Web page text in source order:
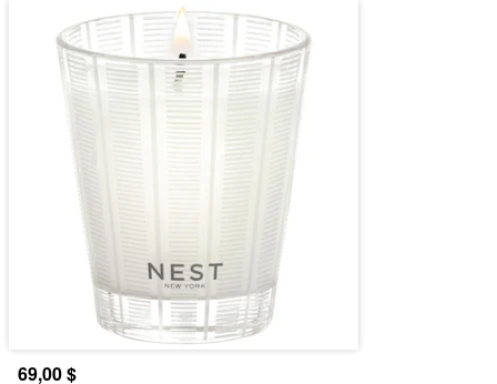
69,00 $